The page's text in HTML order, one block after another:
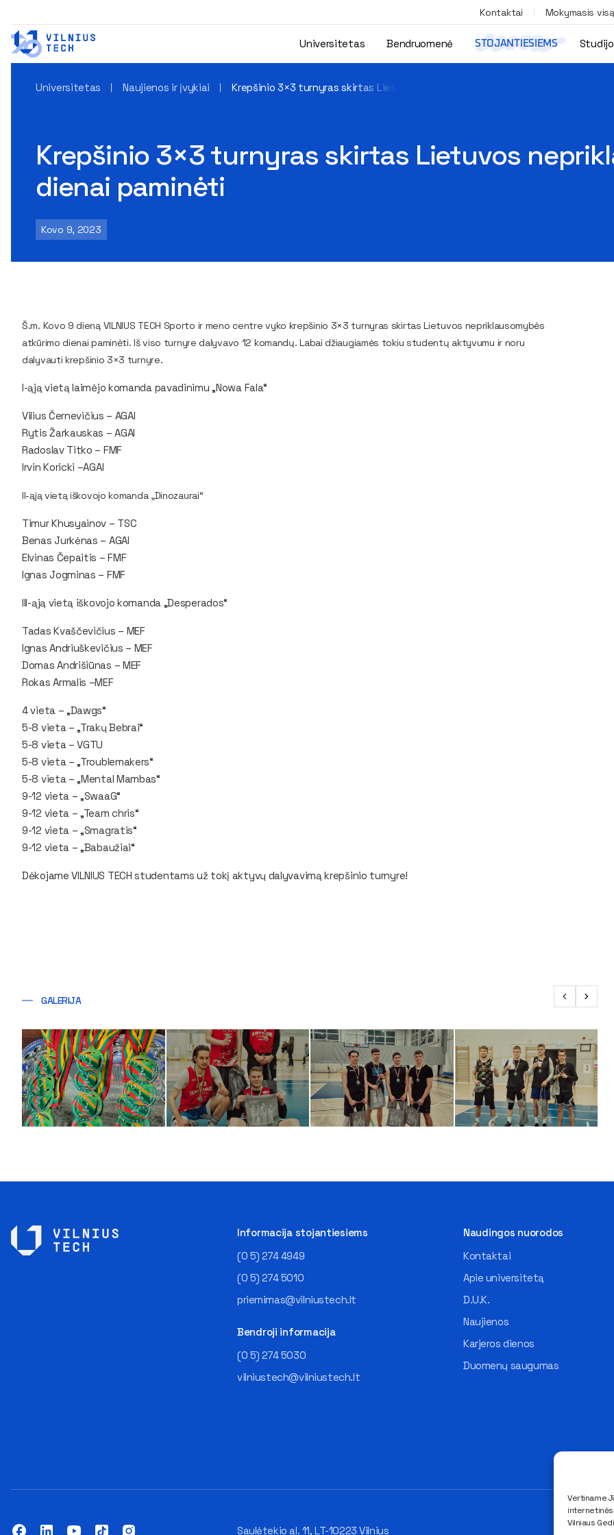
Vertiname
Vilniaus
Kontaktai Mokymasis
Universitetas Bendruomenė STOJANTIESIEMS
Universitetas Naujienos ir įvykiai Krepšinio 3×3 turnyras skirtas Lietuvos nepriklausomybės atkūrimo dienai
Krepšinio 3×3 turnyras skirtas Lietuvos
dienai paminėti
Kovo 9, 2023
Š.m. Kovo 9 dieną VILNIUS TECH Sporto ir meno centre vyko krepšinio 3×3 turnyras skirtas Lietuvos nepriklausomybės
atkūrimo dienai paminėti. Iš viso turnyre dalyvavo 12 komandų. Labai džiaugiamės tokiu studentų aktyvumu ir noru
dalyvauti krepšinio 3×3 turnyre.
I-ąją vietą laimėjo komanda pavadinimu „Nowa Fala“
Vilius Černevičius – AGAI
Rytis Žarkauskas – AGAI
Radoslav Titko – FMF
Irvin Koricki –AGAI
II-ąją vietą iškovojo komanda „Dinozaurai“
Timur Khusyainov – TSC
Benas Jurkėnas – AGAI
Elvinas Čepaitis – FMF
Ignas Jogminas – FMF
III-ąją vietą iškovojo komanda „Desperados“
Tadas Kvaščevičius – MEF
Ignas Andriuškevičius – MEF
Domas Andrišiūnas – MEF
Rokas Armalis –MEF
4 vieta – „Dawgs“
5-8 vieta – „Trakų Bebrai“
5-8 vieta – VGTU
5-8 vieta – „Troublemakers“
5-8 vieta – „Mental Mambas“
9-12 vieta – „SwaaG“
9-12 vieta – „Team chris“
9-12 vieta – „Smagratis“
9-12 vieta – „Babaužiai“
Dėkojame VILNIUS TECH studentams už tokį aktyvų dalyvavimą krepšinio turnyre!
GALERIJA
Informacija stojantiesiems
(0 5) 274 4949
(0 5) 274 5010
priemimas@vilniustech.lt
Bendroji informacija
(0 5) 274 5030
vilniustech@vilniustech.lt
Naudingos nuorodos
Kontaktai
Apie universitetą
D.U.K.
Naujienos
Karjeros dienos
Duomenų saugumas
Saulėtekio al. 11, LT-10223 Vilnius